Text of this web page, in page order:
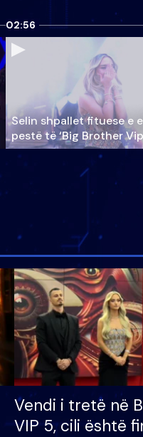
02:56
Selin shpallet fituese e
pestë të ‘Big Brother
Vendi i tretë në
VIP 5, cili është